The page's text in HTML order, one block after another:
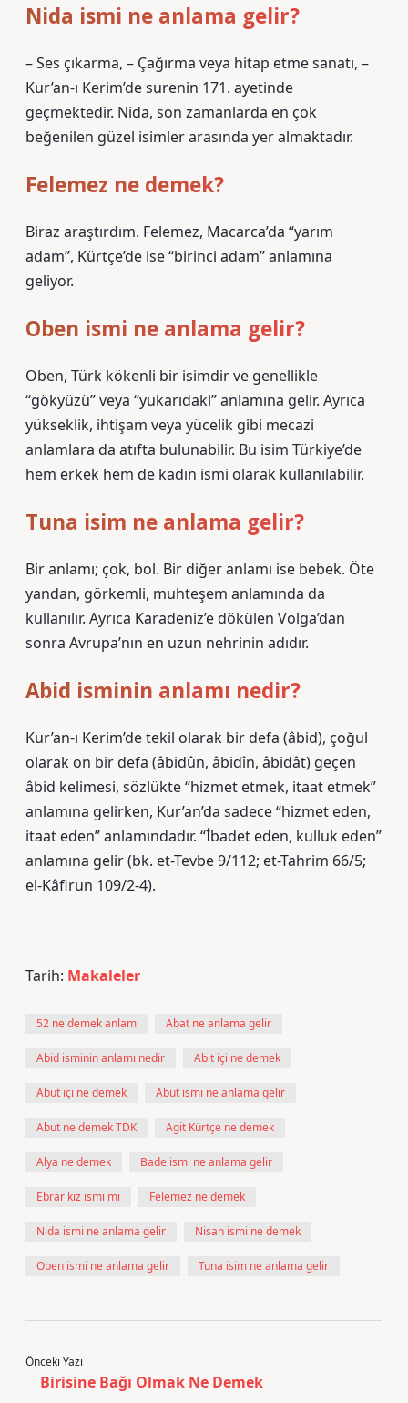
Nida ismi ne anlama gelir?
– Ses çıkarma, – Çağırma veya hitap etme sanatı, –
Kur’an-ı Kerim’de surenin 171. ayetinde
geçmektedir. Nida, son zamanlarda en çok
beğenilen güzel isimler arasında yer almaktadır.
Felemez ne demek?
Biraz araştırdım. Felemez, Macarca’da “yarım
adam”, Kürtçe’de ise “birinci adam” anlamına
geliyor.
Oben ismi ne anlama gelir?
Oben, Türk kökenli bir isimdir ve genellikle
“gökyüzü” veya “yukarıdaki” anlamına gelir. Ayrıca
yükseklik, ihtişam veya yücelik gibi mecazi
anlamlara da atıfta bulunabilir. Bu isim Türkiye’de
hem erkek hem de kadın ismi olarak kullanılabilir.
Tuna isim ne anlama gelir?
Bir anlamı; çok, bol. Bir diğer anlamı ise bebek. Öte
yandan, görkemli, muhteşem anlamında da
kullanılır. Ayrıca Karadeniz’e dökülen Volga’dan
sonra Avrupa’nın en uzun nehrinin adıdır.
Abid isminin anlamı nedir?
Kur’an-ı Kerim’de tekil olarak bir defa (âbid), çoğul
olarak on bir defa (âbidûn, âbidîn, âbidât) geçen
âbid kelimesi, sözlükte “hizmet etmek, itaat etmek”
anlamına gelirken, Kur’an’da sadece “hizmet eden,
itaat eden” anlamındadır. “İbadet eden, kulluk eden”
anlamına gelir (bk. et-Tevbe 9/112; et-Tahrim 66/5;
el-Kâfirun 109/2-4).
Tarih: Makaleler
52 ne demek anlam Abat ne anlama gelir
Abid isminin anlamı nedir Abit içi ne demek
Abut içi ne demek Abut ismi ne anlama gelir
Abut ne demek TDK Agit Kürtçe ne demek
Alya ne demek Bade ismi ne anlama gelir
Ebrar kız ismi mi Felemez ne demek
Nida ismi ne anlama gelir Nisan ismi ne demek
Oben ismi ne anlama gelir Tuna isim ne anlama gelir
Önceki Yazı
Birisine Bağı Olmak Ne Demek